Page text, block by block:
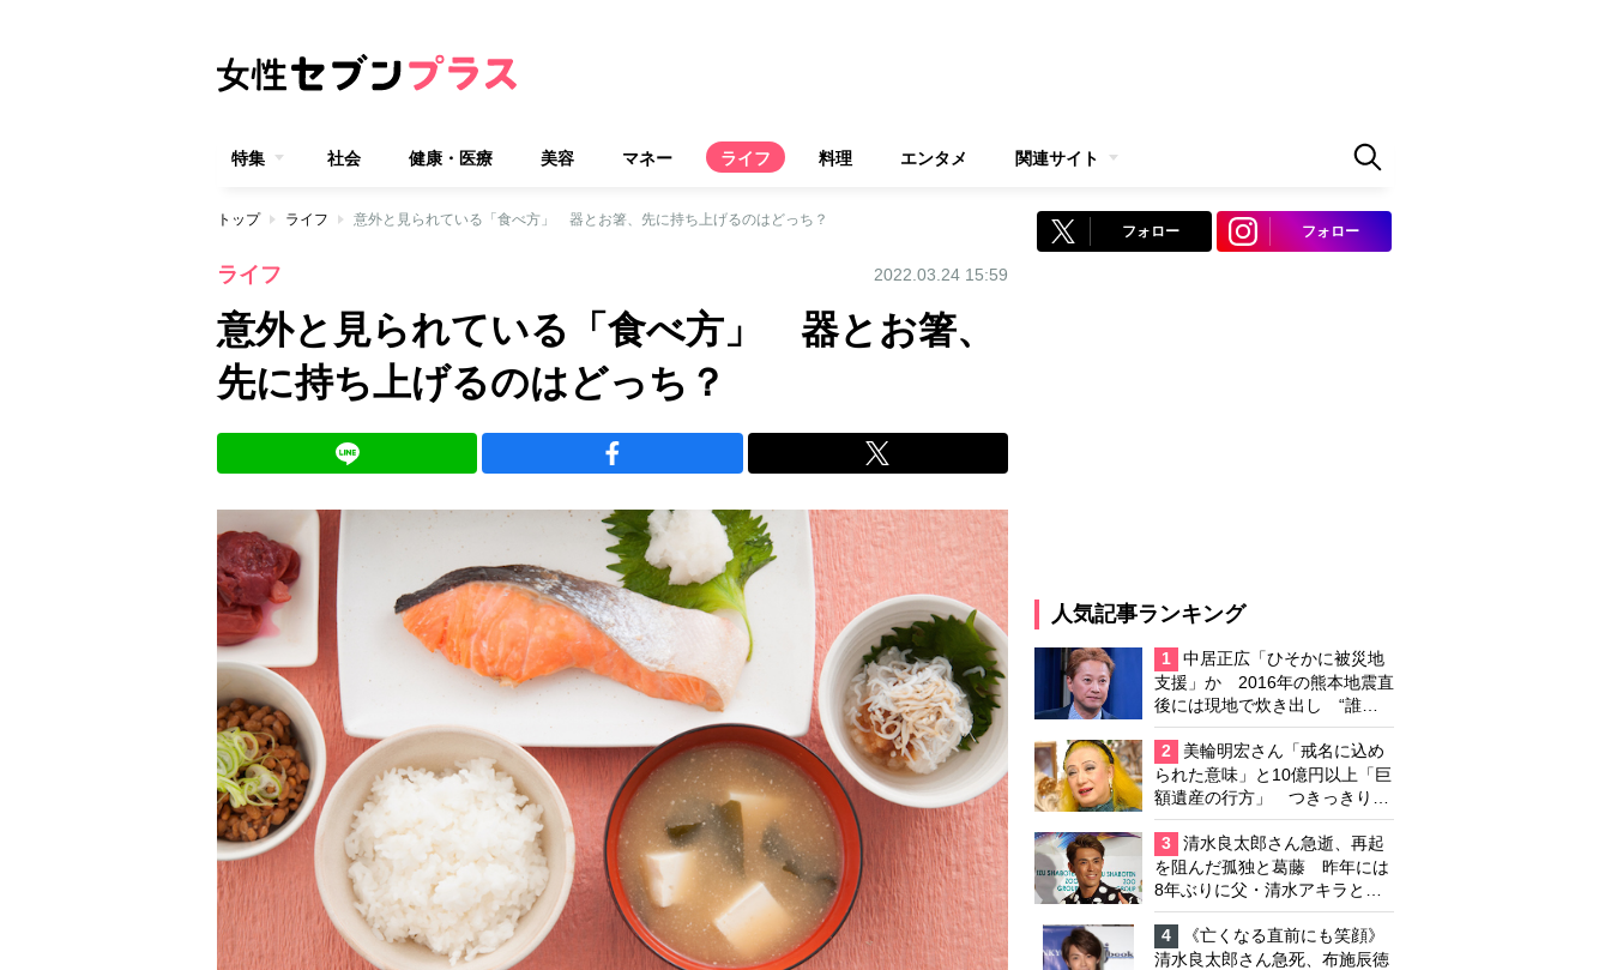
特集 社会 健康・医療 美容 マネー ライフ 料理 エンタメ 関連サイト
トップ ライフ 意外と見られている「食べ方」 器とお箸、先に持ち上げるのはどっち？
ライフ 2022.03.24 15:59
意外と見られている「食べ方」 器とお箸、
先に持ち上げるのはどっち？
フォロー フォロー
人気記事ランキング
1
中居正広「ひそかに被災地
支援」か 2016年の熊本地震直
後には現地で炊き出し “誰に
も知られなくて良い”と、むし
ろ強まる福祉活動への思い
2
美輪明宏さん「戒名に込め
られた意味」と10億円以上「巨
額遺産の行方」 つきっきりで
私生活をサポートしていた元俳
優が相続か
3
清水良太郎さん急逝、再起
を阻んだ孤独と葛藤 昨年には
8年ぶりに父・清水アキラと共
演、本格的な活動再開に向かっ
ていたが…周囲が懸念していた
「不安定なところ」
4
《亡くなる直前にも笑顔》
清水良太郎さん急死、布施辰徳